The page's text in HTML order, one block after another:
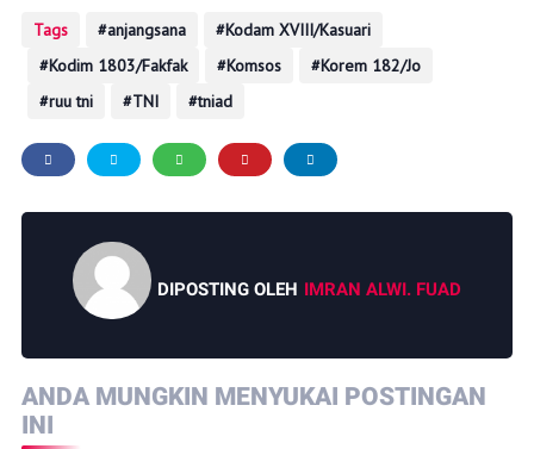
Tags anjangsana
Kodam XVIII/Kasuari
Kodim 1803/Fakfak
Komsos
Korem 182/Jo
ruu tni
TNI tniad
DIPOSTING OLEH IMRAN ALWI. FUAD
ANDA MUNGKIN MENYUKAI POSTINGAN
INI